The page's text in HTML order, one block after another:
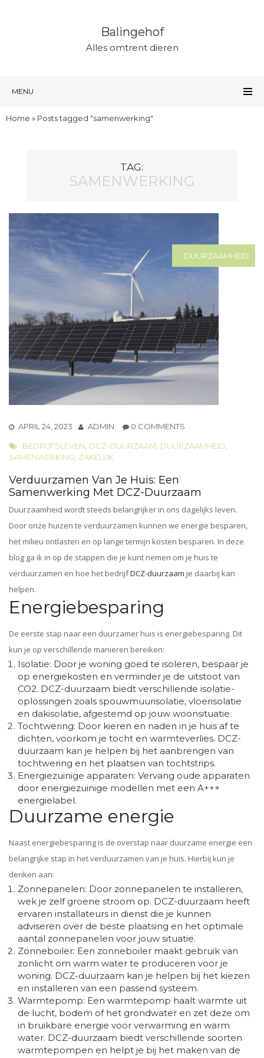
Balingehof
Alles omtrent dieren
MENU
Home » Posts tagged "samenwerking"
TAG:
SAMENWERKING
DUURZAAMHEID
APRIL 24, 2023 ADMIN 0 COMMENTS
BEDRIJFSLEVEN, DCZ-DUURZAAM, DUURZAAMHEID,
SAMENWERKING, ZAKELIJK
Verduurzamen Van Je Huis: Een
Samenwerking Met DCZ-Duurzaam
Duurzaamheid wordt steeds belangrijker in ons dagelijks leven.
Door onze huizen te verduurzamen kunnen we energie besparen,
het milieu ontlasten en op lange termijn kosten besparen. In deze
blog ga ik in op de stappen die je kunt nemen om je huis te
verduurzamen en hoe het bedrijfDCZ-duurzaam je daarbij kan
helpen.
Energiebesparing
De eerste stap naar een duurzamer huis is energiebesparing. Dit
kun je op verschillende manieren bereiken:
Isolatie: Door je woning goed te isoleren, bespaar je
op energiekosten en verminder je de uitstoot van
CO2. DCZ-duurzaam biedt verschillende isolatie-
oplossingen zoals spouwmuurisolatie, vloerisolatie
en dakisolatie, afgestemd op jouw woonsituatie.
Tochtwering: Door kieren en naden in je huis af te
dichten, voorkom je tocht en warmteverlies. DCZ-
duurzaam kan je helpen bij het aanbrengen van
tochtwering en het plaatsen van tochtstrips.
Energiezuinige apparaten: Vervang oude apparaten
door energiezuinige modellen met een A+++
energielabel.
Duurzame energie
Naast energiebesparing is de overstap naar duurzame energie een
belangrijke stap in het verduurzamen van je huis. Hierbij kun je
denken aan:
Zonnepanelen: Door zonnepanelen te installeren,
wek je zelf groene stroom op. DCZ-duurzaam heeft
ervaren installateurs in dienst die je kunnen
adviseren over de beste plaatsing en het optimale
aantal zonnepanelen voor jouw situatie.
Zonneboiler: Een zonneboiler maakt gebruik van
zonlicht om warm water te produceren voor je
woning. DCZ-duurzaam kan je helpen bij het kiezen
en installeren van een passend systeem.
Warmtepomp: Een warmtepomp haalt warmte uit
de lucht, bodem of het grondwater en zet deze om
in bruikbare energie voor verwarming en warm
water. DCZ-duurzaam biedt verschillende soorten
warmtepompen en helpt je bij het maken van de